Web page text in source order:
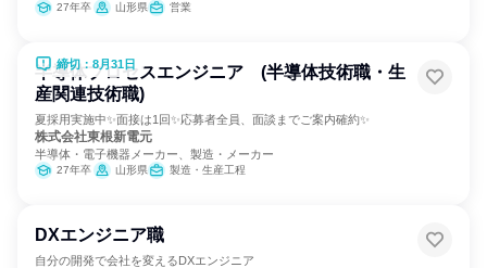
27年卒 山形県 営業
締切：8月31日
半導体プロセスエンジニア (半導体技術職・生
産関連技術職)
夏採用実施中✨面接は1回✨応募者全員、面談までご案内確約✨
株式会社東根新電元
半導体・電子機器メーカー、製造・メーカー
27年卒 山形県 製造・生産工程
DXエンジニア職
自分の開発で会社を変えるDXエンジニア